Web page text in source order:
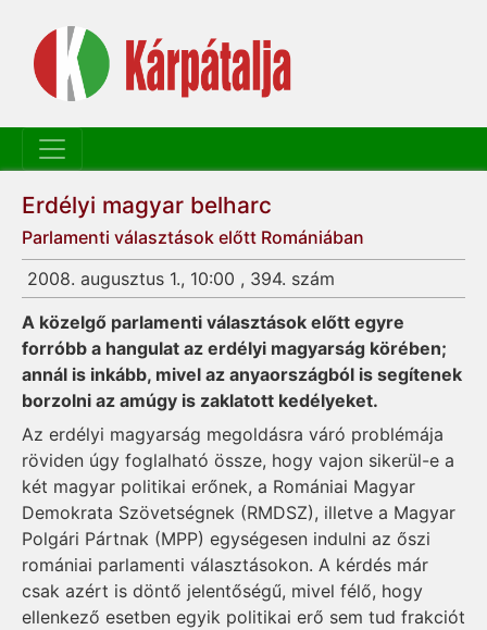
Erdélyi magyar belharc
Parlamenti választások előtt Romániában
2008. augusztus 1., 10:00 , 394. szám
A közelgő parlamenti választások előtt egyre
forróbb a hangulat az erdélyi magyarság körében;
annál is inkább, mivel az anyaországból is segítenek
borzolni az amúgy is zaklatott kedélyeket.
Az erdélyi magyarság megoldásra váró problémája
röviden úgy foglalható össze, hogy vajon sikerül-e a
két magyar politikai erőnek, a Romániai Magyar
Demokrata Szövetségnek (RMDSZ), illetve a Magyar
Polgári Pártnak (MPP) egységesen indulni az őszi
romániai parlamenti választásokon. A kérdés már
csak azért is döntő jelentőségű, mivel félő, hogy
ellenkező esetben egyik politikai erő sem tud frakciót